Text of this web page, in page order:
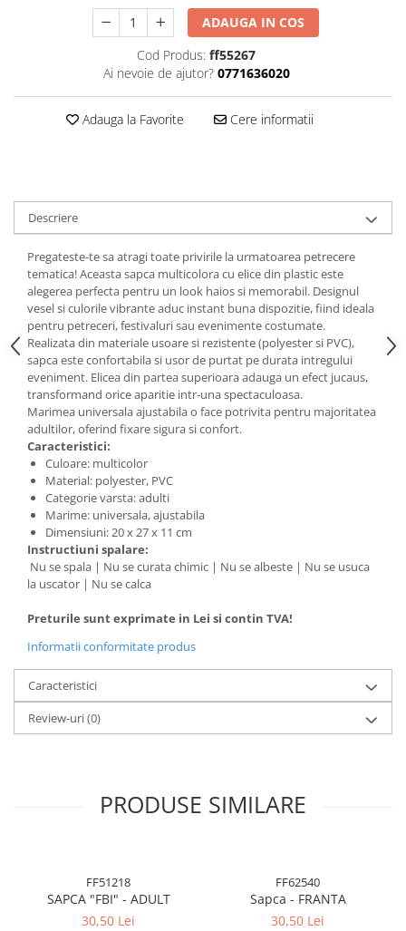
Papusi miniaturale
Casute de papusi
MACHETE MOTOCICLETE SI
MACHETE NAVE MILITARE –
MACHETE RALIU – Miniaturi Masini
Seturi HOTWHEELS
MACHETE
Articole Petrecere
ARTICOLE PENTRU VALENTINE'S
BALOANE AIRWALKERS
BALOANE MODELE DEOSEBITE
NOU
DECORATIUNI PETRECERE
LUMANARI PETRECERI ANIVERSARI
PAPUSI SI DECORATIUNI HORROR
POSTERE PENTRU PERETE SI
ACCESORII
SUPORTERI MECIURI SPORT
Costume Petrecere
BODY - BUST
COSTUME BAIETI SI PELERINE
COSTUME FETE ROCHITE FUSTE
COSTUME PETRECERE ADULTI
COSTUME SI ACCESORII
TRICOURI TEMATICE 3D
ADAUGA IN COS
Cod Produs: ff55267
Ai nevoie de ajutor? 0771636020
Adauga la Favorite Cere informatii
Descriere
Pregateste-te sa atragi toate privirile la urmatoarea petrecere
tematica! Aceasta sapca multicolora cu elice din plastic este
alegerea perfecta pentru un look haios si memorabil. Designul
vesel si culorile vibrante aduc instant buna dispozitie, fiind ideala
pentru petreceri, festivaluri sau evenimente costumate.
Realizata din materiale usoare si rezistente (polyester si PVC),
sapca este confortabila si usor de purtat pe durata intregului
eveniment. Elicea din partea superioara adauga un efect jucaus,
transformand orice aparitie intr-una spectaculoasa.
Marimea universala ajustabila o face potrivita pentru majoritatea
adultilor, oferind fixare sigura si confort.
Caracteristici:
Culoare: multicolor
Material: polyester, PVC
Categorie varsta: adulti
Marime: universala, ajustabila
Dimensiuni: 20 x 27 x 11 cm
Instructiuni spalare:
Nu se spala | Nu se curata chimic | Nu se albeste | Nu se usuca
la uscator | Nu se calca
Preturile sunt exprimate in Lei si contin TVA!
Informatii conformitate produs
Caracteristici
Review-uri(0)
PRODUSE SIMILARE
FF51218
SAPCA "FBI" - ADULT
30,50 Lei
FF62540
Sapca - FRANTA
30,50 Lei